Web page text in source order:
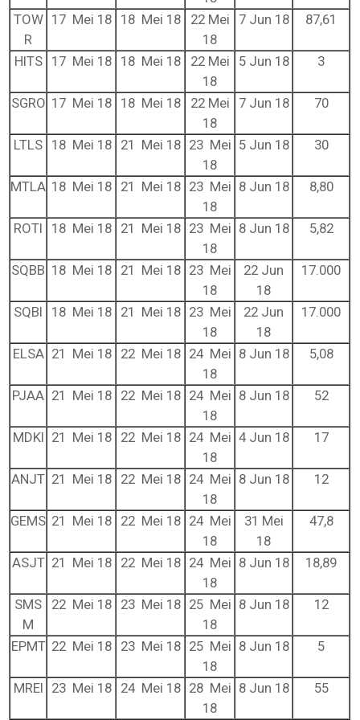
TOW
R
17 Mei 18 18 Mei 18
22 Mei
18
7 Jun 18 87,61
HITS 17 Mei 18 18 Mei 18
22 Mei
18
5 Jun 18 3
SGRO 17 Mei 18 18 Mei 18
22 Mei
18
7 Jun 18 70
LTLS 18 Mei 18 21 Mei 18 23 Mei
18
5 Jun 18 30
MTLA 18 Mei 18 21 Mei 18 23 Mei
18
8 Jun 18 8,80
ROTI 18 Mei 18 21 Mei 18 23 Mei
18
8 Jun 18 5,82
SQBB 18 Mei 18 21 Mei 18 23 Mei
18
22 Jun
18
17.000
SQBI 18 Mei 18 21 Mei 18 23 Mei
18
22 Jun
18
17.000
ELSA 21 Mei 18 22 Mei 18 24 Mei
18
8 Jun 18 5,08
PJAA 21 Mei 18 22 Mei 18 24 Mei
18
8 Jun 18 52
MDKI 21 Mei 18 22 Mei 18 24 Mei
18
4 Jun 18 17
ANJT 21 Mei 18 22 Mei 18 24 Mei
18
8 Jun 18 12
GEMS 21 Mei 18 22 Mei 18 24 Mei
18
31 Mei
18
47,8
ASJT 21 Mei 18 22 Mei 18 24 Mei
18
8 Jun 18 18,89
SMS
M
22 Mei 18 23 Mei 18 25 Mei
18
8 Jun 18 12
EPMT 22 Mei 18 23 Mei 18 25 Mei
18
8 Jun 18 5
MREI 23 Mei 18 24 Mei 18 28 Mei
18
8 Jun 18 55